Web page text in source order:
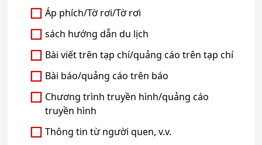
Áp phích/Tờ rơi/Tờ rơi
sách hướng dẫn du lịch
Bài viết trên tạp chí/quảng cáo trên tạp chí
Bài báo/quảng cáo trên báo
Chương trình truyền hình/quảng cáo
truyền hình
Thông tin từ người quen, v.v.